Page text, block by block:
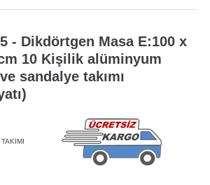
- Dikdörtgen Masa E:100 x
10 Kişilik alüminyum
sandalye takımı